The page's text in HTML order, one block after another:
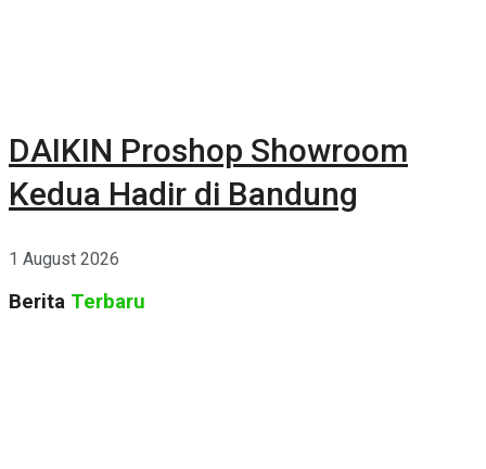
DAIKIN Proshop Showroom
Kedua Hadir di Bandung
1 August 2026
Berita Terbaru